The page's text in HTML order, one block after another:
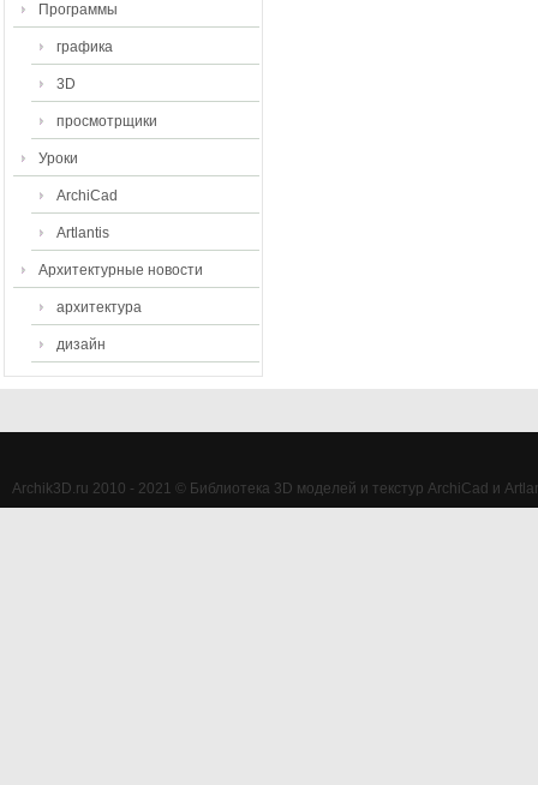
Программы
графика
3D
просмотрщики
Уроки
ArchiCad
Artlantis
Архитектурные новости
архитектура
дизайн
Archik3D.ru 2010 - 2021 © Библиотека 3D моделей и текстур ArchiCad и